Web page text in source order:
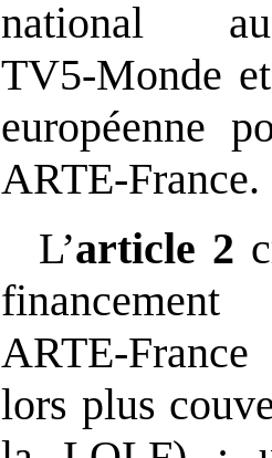
national
TV5‑Monde
européenne
ARTE‑France.
L’article 2
lors plus